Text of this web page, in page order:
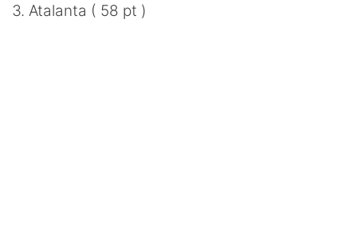
3. Atalanta ( 58 pt )